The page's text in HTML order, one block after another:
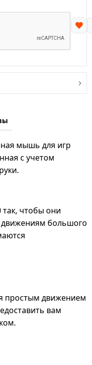
мышь для игр
с учетом
чтобы они
движениям большого
простым движением
вам